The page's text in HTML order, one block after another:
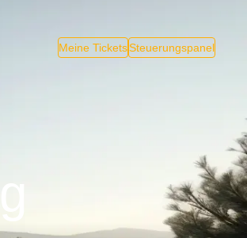
Meine TicketsSteuerungspanel